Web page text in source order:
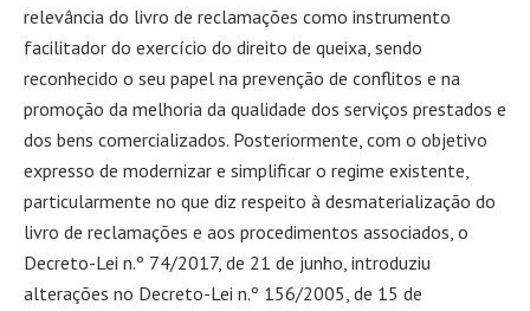
relevância do livro de reclamações como instrumento
facilitador do exercício do direito de queixa, sendo
reconhecido o seu papel na prevenção de conflitos e na
promoção da melhoria da qualidade dos serviços prestados e
dos bens comercializados. Posteriormente, com o objetivo
expresso de modernizar e simplificar o regime existente,
particularmente no que diz respeito à desmaterialização do
livro de reclamações e aos procedimentos associados, o
Decreto-Lei n.º 74/2017, de 21 de junho, introduziu
alterações no Decreto-Lei n.º 156/2005, de 15 de